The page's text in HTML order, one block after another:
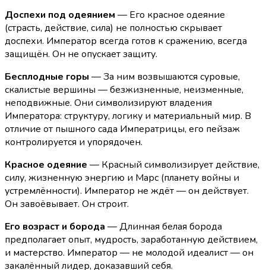
Доспехи под одеянием — Его красное одеяние
(страсть, действие, сила) не полностью скрывает
доспехи. Император всегда готов к сражению, всегда
защищён. Он не опускает защиту.
Бесплодные горы — За ним возвышаются суровые,
скалистые вершины — безжизненные, неизменные,
неподвижные. Они символизируют владения
Императора: структуру, логику и материальный мир. В
отличие от пышного сада Императрицы, его пейзаж
контролируется и упорядочен.
Красное одеяние — Красный символизирует действие,
силу, жизненную энергию и Марс (планету войны и
устремлённости). Император не ждёт — он действует.
Он завоёвывает. Он строит.
Его возраст и борода — Длинная белая борода
предполагает опыт, мудрость, заработанную действием,
и мастерство. Император — не молодой идеалист — он
закалённый лидер, доказавший себя.